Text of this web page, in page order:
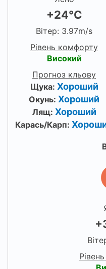
+24°C
Вітер: 3.97m/s
Рівень комфорту
Високий
Прогноз кльову
Щука: Хороший
Окунь: Хороший
Лящ: Хороший
Карась/Карп: